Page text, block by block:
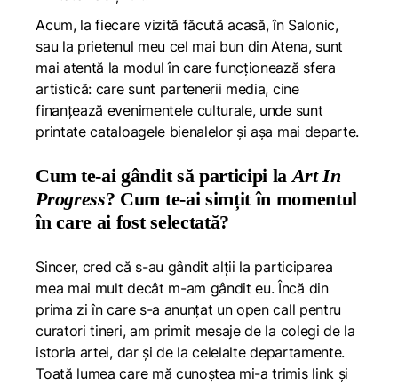
Acum, la fiecare vizită făcută acasă, în Salonic,
sau la prietenul meu cel mai bun din Atena, sunt
mai atentă la modul în care funcționează sfera
artistică: care sunt partenerii media, cine
finanțează evenimentele culturale, unde sunt
printate cataloagele bienalelor și așa mai departe.
Cum te-ai gândit să participi laArt In
Progress? Cum te-ai simțit în momentul
în care ai fost selectată?
Sincer, cred că s-au gândit alții la participarea
mea mai mult decât m-am gândit eu. Încă din
prima zi în care s-a anunțat un open call pentru
curatori tineri, am primit mesaje de la colegi de la
istoria artei, dar și de la celelalte departamente.
Toată lumea care mă cunoștea mi-a trimis link și